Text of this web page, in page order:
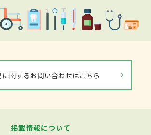
に関するお問い合わせはこちら
掲載情報について